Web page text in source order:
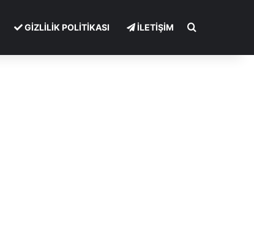
GİZLİLİK POLİTİKASI İLETİŞİM Arama yap